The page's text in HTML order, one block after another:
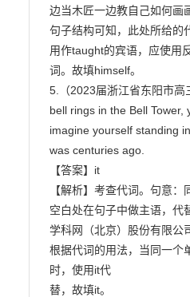
边当木匠一边教自己如何画
句子结构可知，此处所给的
用作taught的宾语，应使用
词。故填himself。
5.（2023届浙江省东阳市高
bell rings in the Bell Tower,
imagine yourself standing
was centuries ago.
【答案】it
【解析】考查代词。句意：
空白处在句子中做主语，代
学科网（北京）股份有限公
根据代词的用法，当同一个
时，使用it代
替，故填it。